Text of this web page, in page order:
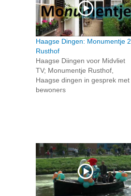
Haagse Dingen: Monumentje 2
Rusthof
Haagse Diingen voor Midvliet
TV; Monumentje Rusthof,
Haagse dingen in gesprek met
bewoners